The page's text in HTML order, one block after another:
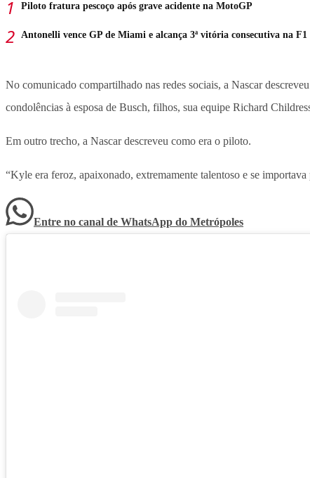
Piloto fratura pescoço após grave acidente na MotoGP
Antonelli vence GP de Miami e alcança 3ª vitória consecutiva na F1
No comunicado compartilhado nas redes sociais, a Nascar
condolências à esposa de Busch, filhos, sua equipe Richard
Em outro trecho, a Nascar descreveu como era o piloto.
“Kyle era feroz, apaixonado, extremamente talentoso e se
Entre no canal de WhatsApp do Metrópoles